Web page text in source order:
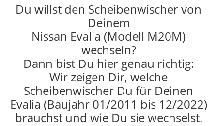
Du willst den Scheibenwischer von
Deinem
Nissan Evalia (Modell M20M)
wechseln?
Dann bist Du hier genau richtig:
Wir zeigen Dir, welche
Scheibenwischer Du für Deinen
Evalia (Baujahr 01/2011 bis 12/2022)
brauchst und wie Du sie wechselst.